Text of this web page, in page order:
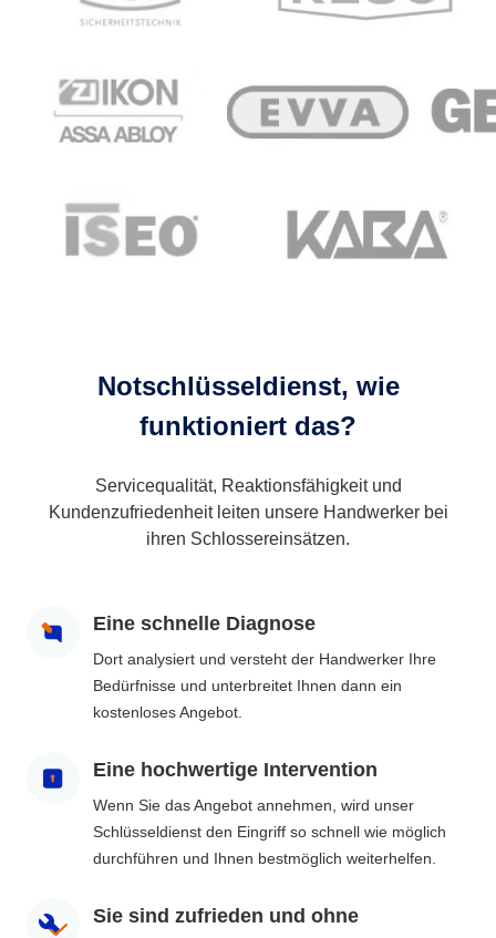
Notschlüsseldienst, wie
funktioniert das?
Servicequalität, Reaktionsfähigkeit und
Kundenzufriedenheit leiten unsere Handwerker bei
ihren Schlossereinsätzen.
Eine schnelle Diagnose
Dort analysiert und versteht der Handwerker Ihre
Bedürfnisse und unterbreitet Ihnen dann ein
kostenloses Angebot.
Eine hochwertige Intervention
Wenn Sie das Angebot annehmen, wird unser
Schlüsseldienst den Eingriff so schnell wie möglich
durchführen und Ihnen bestmöglich weiterhelfen.
Sie sind zufrieden und ohne